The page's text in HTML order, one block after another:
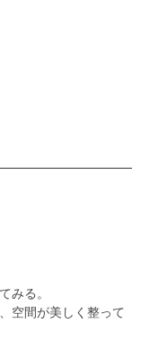
みる。
空間が美しく整って